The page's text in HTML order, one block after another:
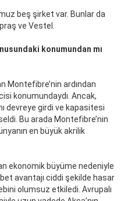
beş şirket var. Bunlar da
ve Vestel.
konumundan mı
Montefibre’nin ardından
konumundaydı. Ancak,
devreye girdi ve kapasitesi
Bu arada Montefibre’nin
en büyük akrilik
ekonomik büyüme nedeniyle
avantajı ciddi şekilde hasar
olumsuz etkiledi. Avrupalı